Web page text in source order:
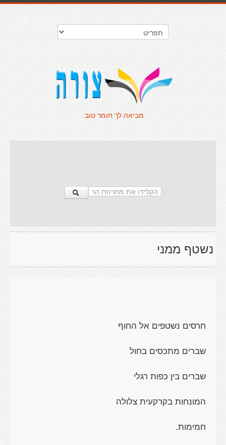
מביאה לך חומר טוב.
נשטף ממני
חרסים נשטפים אל החוף
שברים מתכסים בחול
שברים בין כפות רגלי
המונחות בקרקעית צלולה
חמימות.